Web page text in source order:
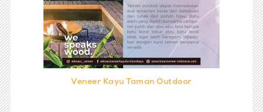
Veneer Kayu Taman Outdoor